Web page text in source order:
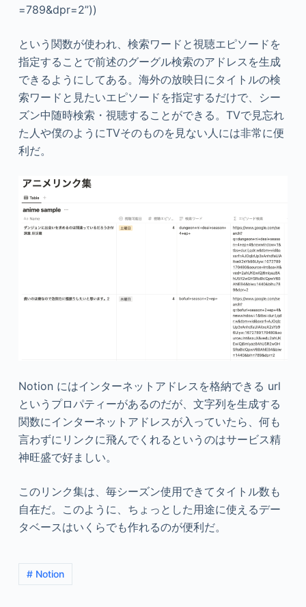
=789&dpr=2”))
という関数が使われ、検索ワードと視聴エピソードを
指定することで前述のグーグル検索のアドレスを生成
できるようにしてある。海外の放映日にタイトルの検
索ワードと見たいエピソードを指定するだけで、シー
ズン中随時検索・視聴することができる。TVで見忘れ
た人や僕のようにTVそのものを見ない人には非常に便
利だ。
Notion にはインターネットアドレスを格納できる url
というプロパティーがあるのだが、文字列を生成する
関数にインターネットアドレスが入っていたら、何も
言わずにリンクに飛んでくれるというのはサービス精
神旺盛で好ましい。
このリンク集は、毎シーズン使用できてタイトル数も
自在だ。このように、ちょっとした用途に使えるデー
タベースはいくらでも作れるのが便利だ。
# Notion